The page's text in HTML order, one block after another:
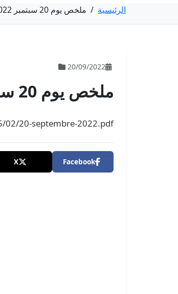
الرئيسية / ملخص يوم 20 سبتمبر 2022
20/09/2022
ملخص يوم 20 سبتمبر 2022
02/20-septembre-2022.pdf
Facebook
X